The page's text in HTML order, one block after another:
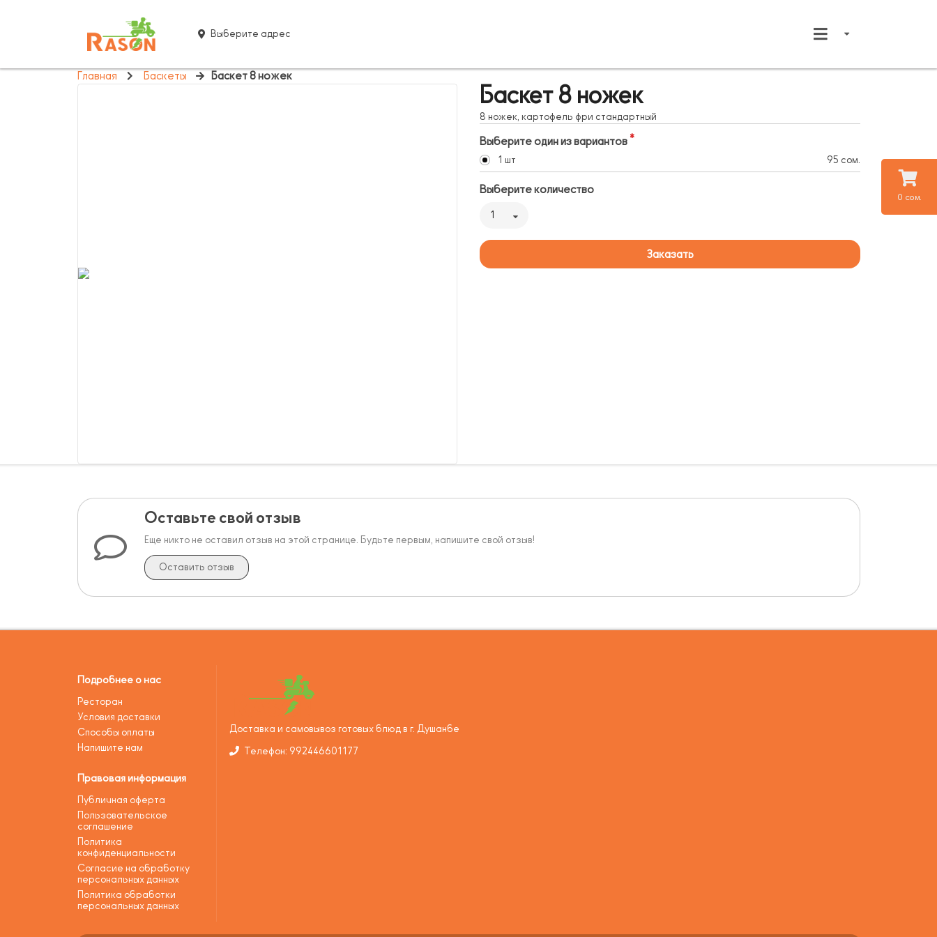
0 сом.
Выберите адрес
Главная Баскеты Баскет 8 ножек
Баскет 8 ножек
8 ножек, картофель фри стандартный
Выберите один из вариантов
1 шт 95 сом.
Выберите количество
1
Заказать
Оставьте свой отзыв
Еще никто не оставил отзыв на этой странице. Будьте первым, напишите свой отзыв!
Оставить отзыв
Подробнее о нас
Ресторан
Условия доставки
Способы оплаты
Напишите нам
Правовая информация
Публичная оферта
Пользовательское
соглашение
Политика
конфиденциальности
Согласие на обработку
персональных данных
Политика обработки
персональных данных
Доставка и самовывоз готовых блюд в г. Душанбе
Телефон: 992446601177